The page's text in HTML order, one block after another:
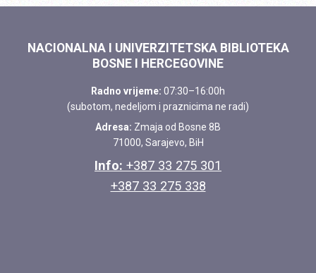
NACIONALNA I UNIVERZITETSKA BIBLIOTEKA
BOSNE I HERCEGOVINE
Radno vrijeme: 07:30–16:00h
(subotom, nedeljom i praznicima ne radi)
Adresa: Zmaja od Bosne 8B
71000, Sarajevo, BiH
Info: +387 33 275 301
+387 33 275 338